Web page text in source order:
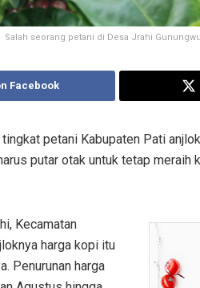
Salah seorang petani di Desa Jrahi
Facebook
petani Kabupaten Pati
putar otak untuk tetap meraih
Kecamatan
harga kopi itu
Penurunan harga